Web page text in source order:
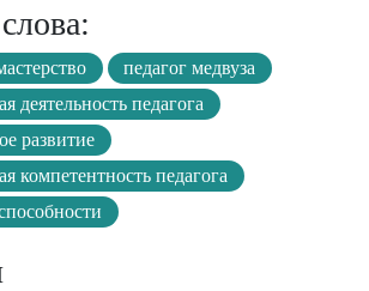
педагог медвуза
деятельность педагога
развитие
компетентность педагога